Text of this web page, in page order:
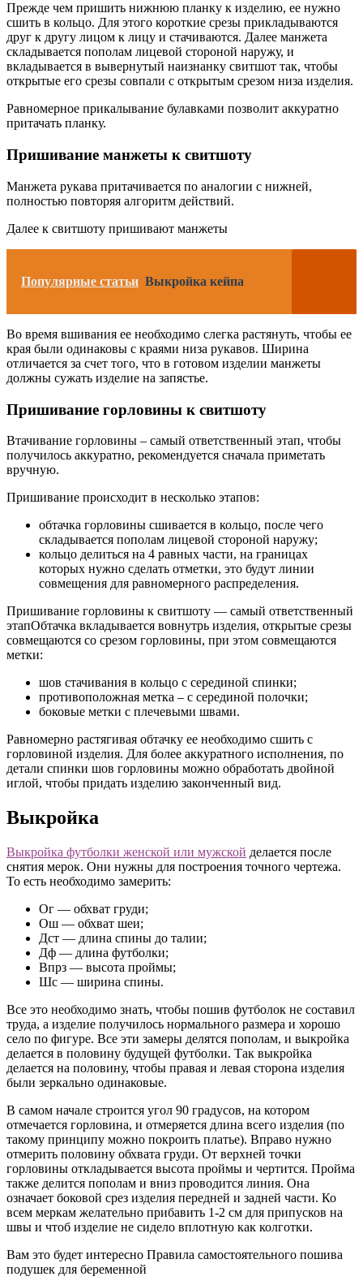
Прежде чем пришить нижнюю планку к изделию, ее нужно
сшить в кольцо. Для этого короткие срезы прикладываются
друг к другу лицом к лицу и стачиваются. Далее манжета
складывается пополам лицевой стороной наружу, и
вкладывается в вывернутый наизнанку свитшот так, чтобы
открытые его срезы совпали с открытым срезом низа изделия.
Равномерное прикалывание булавками позволит аккуратно
притачать планку.
Пришивание манжеты к свитшоту
Манжета рукава притачивается по аналогии с нижней,
полностью повторяя алгоритм действий.
Далее к свитшоту пришивают манжеты
Популярные статьи Выкройка кейпа
Во время вшивания ее необходимо слегка растянуть, чтобы ее
края были одинаковы с краями низа рукавов. Ширина
отличается за счет того, что в готовом изделии манжеты
должны сужать изделие на запястье.
Пришивание горловины к свитшоту
Втачивание горловины – самый ответственный этап, чтобы
получилось аккуратно, рекомендуется сначала приметать
вручную.
Пришивание происходит в несколько этапов:
обтачка горловины сшивается в кольцо, после чего
складывается пополам лицевой стороной наружу;
кольцо делиться на 4 равных части, на границах
которых нужно сделать отметки, это будут линии
совмещения для равномерного распределения.
Пришивание горловины к свитшоту — самый ответственный
этапОбтачка вкладывается вовнутрь изделия, открытые срезы
совмещаются со срезом горловины, при этом совмещаются
метки:
шов стачивания в кольцо с серединой спинки;
противоположная метка – с серединой полочки;
боковые метки с плечевыми швами.
Равномерно растягивая обтачку ее необходимо сшить с
горловиной изделия. Для более аккуратного исполнения, по
детали спинки шов горловины можно обработать двойной
иглой, чтобы придать изделию законченный вид.
Выкройка
Выкройка футболки женской или мужской делается после
снятия мерок. Они нужны для построения точного чертежа.
То есть необходимо замерить:
Ог — обхват груди;
Ош — обхват шеи;
Дст — длина спины до талии;
Дф — длина футболки;
Впрз — высота проймы;
Шс — ширина спины.
Все это необходимо знать, чтобы пошив футболок не составил
труда, а изделие получилось нормального размера и хорошо
село по фигуре. Все эти замеры делятся пополам, и выкройка
делается в половину будущей футболки. Так выкройка
делается на половину, чтобы правая и левая сторона изделия
были зеркально одинаковые.
В самом начале строится угол 90 градусов, на котором
отмечается горловина, и отмеряется длина всего изделия (по
такому принципу можно покроить платье). Вправо нужно
отмерить половину обхвата груди. От верхней точки
горловины откладывается высота проймы и чертится. Пройма
также делится пополам и вниз проводится линия. Она
означает боковой срез изделия передней и задней части. Ко
всем меркам желательно прибавить 1-2 см для припусков на
швы и чтоб изделие не сидело вплотную как колготки.
Вам это будет интересно Правила самостоятельного пошива
подушек для беременной